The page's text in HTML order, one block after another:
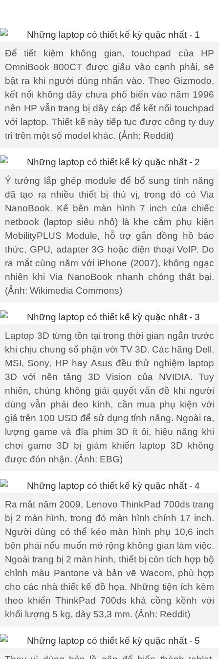
Để tiết kiệm không gian, touchpad của HP
OmniBook 800CT được giấu vào cạnh phải, sẽ
bật ra khi người dùng nhấn vào. Theo Gizmodo,
kết nối không dây chưa phổ biến vào năm 1996
nên HP vẫn trang bị dây cáp để kết nối touchpad
với laptop. Thiết kế này tiếp tục được công ty duy
trì trên một số model khác. (Ảnh: Reddit)
Ý tưởng lắp ghép module để bổ sung tính năng
đã tạo ra nhiều thiết bị thú vị, trong đó có Via
NanoBook. Kế bên màn hình 7 inch của chiếc
netbook (laptop siêu nhỏ) là khe cắm phụ kiện
MobilityPLUS Module, hỗ trợ gắn đồng hồ báo
thức, GPU, adapter 3G hoặc điện thoại VoIP. Do
ra mắt cùng năm với iPhone (2007), không ngạc
nhiên khi Via NanoBook nhanh chóng thất bại.
(Ảnh: Wikimedia Commons)
Laptop 3D từng tồn tại trong thời gian ngắn trước
khi chịu chung số phận với TV 3D. Các hãng Dell,
MSI, Sony, HP hay Asus đều thử nghiệm laptop
3D với nền tảng 3D Vision của NVIDIA. Tuy
nhiên, chúng không giải quyết vấn đề khi người
dùng vẫn phải đeo kính, cần mua phụ kiện với
giá trên 100 USD để sử dụng tính năng. Ngoài ra,
lượng game và đĩa phim 3D ít ỏi, hiệu năng khi
chơi game 3D bị giảm khiến laptop 3D không
được đón nhận. (Ảnh: EBG)
Ra mắt năm 2009, Lenovo ThinkPad 700ds trang
bị 2 màn hình, trong đó màn hình chính 17 inch.
Người dùng có thể kéo màn hình phụ 10,6 inch
bên phải nếu muốn mở rộng không gian làm việc.
Ngoài trang bị 2 màn hình, thiết bị còn tích hợp bộ
chỉnh màu Pantone và bản vẽ Wacom, phù hợp
cho các nhà thiết kế đồ họa. Những tiện ích kèm
theo khiến ThinkPad 700ds khá cồng kềnh với
khối lượng 5 kg, dày 53,3 mm. (Ảnh: Reddit)